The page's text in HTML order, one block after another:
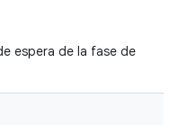
espera de la fase de